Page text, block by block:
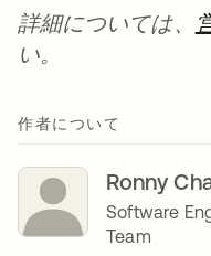
詳細については、
い。
作者について
Ronny
Software
Team